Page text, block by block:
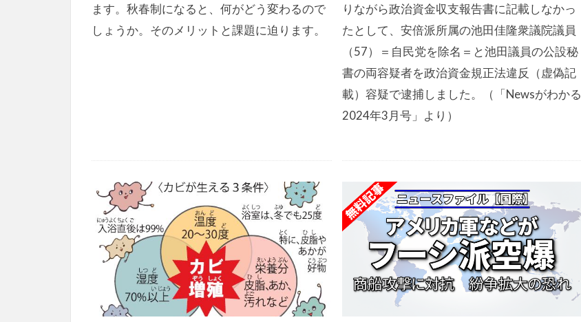
ます。秋春制になると、何がどう変わるので
しょうか。そのメリットと課題に迫ります。
りながら政治資金収支報告書に記載しなかっ
たとして、安倍派所属の池田佳隆衆議院議員
（57）＝自民党を除名＝と池田議員の公設秘
書の両容疑者を政治資金規正法違反（虚偽記
載）容疑で逮捕しました。（「Newsがわかる
2024年3月号」より）